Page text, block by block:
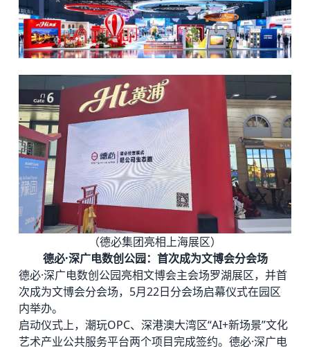
（德必集团亮相上海展区）
德必·深广电数创公园：首次成为文博会分会场
德必·深广电数创公园亮相文博会主会场罗湖展区，并首
次成为文博会分会场，5月22日分会场启幕仪式在园区
内举办。
启动仪式上，潮玩OPC、深港澳大湾区“AI+新场景”文化
艺术产业公共服务平台两个项目完成签约。德必·深广电